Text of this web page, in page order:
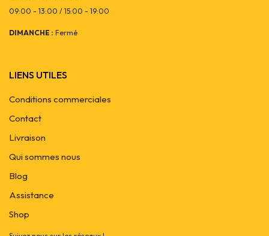
09:00 - 13:00 / 15:00 - 19:00
DIMANCHE : Fermé
LIENS UTILES
Conditions commerciales
Contact
Livraison
Qui sommes nous
Blog
Assistance
Shop